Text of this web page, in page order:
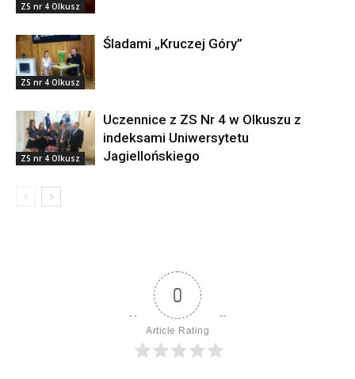
ZS nr 4 Olkusz
ZS nr 4 Olkusz
Śladami „Kruczej Góry”
ZS nr 4 Olkusz
Uczennice z ZS Nr 4 w Olkuszu z
indeksami Uniwersytetu
Jagiellońskiego
0
Article Rating